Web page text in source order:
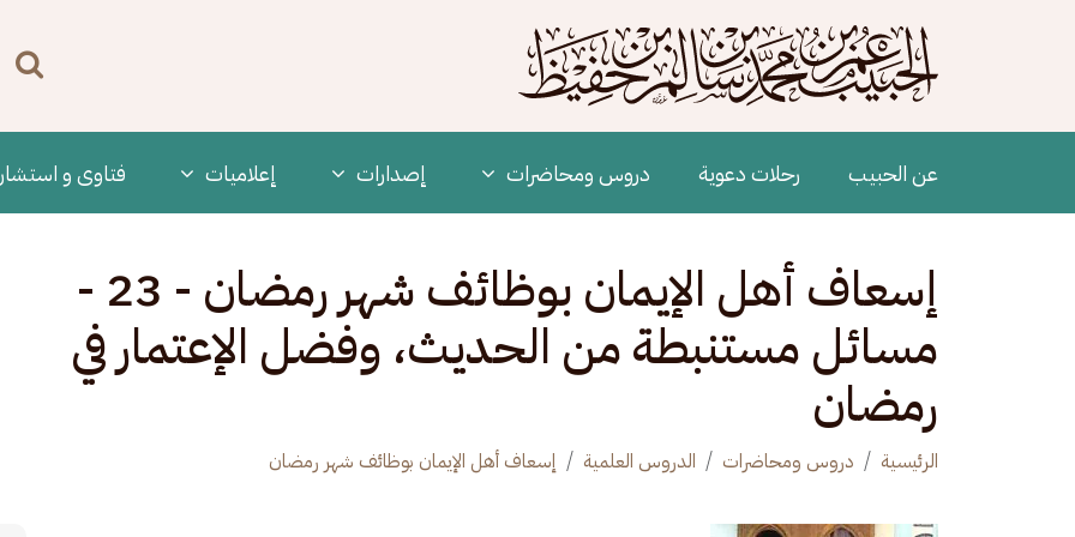
Main navigation
عن الحبيب رحلات دعوية دروس ومحاضرات ‫إصدارات إعلاميات فتاوى و
إسعاف أهل الإيمان بوظائف شهر رمضان - 23 -
مسائل مستنبطة من الحديث، وفضل الإعتمار في
رمضان
الرئيسية دروس ومحاضرات الدروس العلمية إسعاف أهل الإيمان بوظائف شهر رمضان